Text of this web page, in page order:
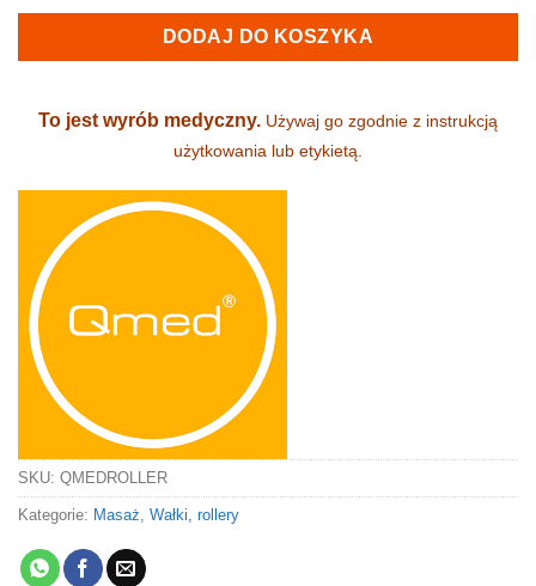
DODAJ DO KOSZYKA
To jest wyrób medyczny. Używaj go zgodnie z instrukcją
użytkowania lub etykietą.
SKU: QMEDROLLER
Kategorie: Masaż Wałki, rollery